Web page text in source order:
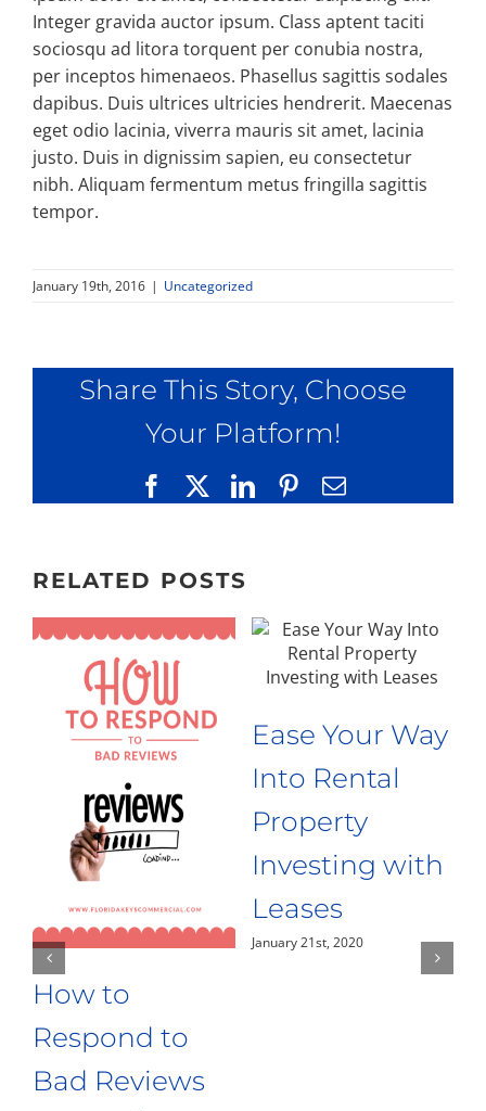
Integer gravida auctor ipsum. Class aptent taciti
sociosqu ad litora torquent per conubia nostra,
per inceptos himenaeos. Phasellus sagittis sodales
dapibus. Duis ultrices ultricies hendrerit. Maecenas
eget odio lacinia, viverra mauris sit amet, lacinia
justo. Duis in dignissim sapien, eu consectetur
nibh. Aliquam fermentum metus fringilla sagittis
tempor.
January 19th, 2016 | Uncategorized
Share This Story, Choose
Your Platform!
FacebookLinkedInPinterest
Email
RELATED POSTS
How to
Respond to
Bad Reviews
Ease Your Way
Into Rental
Property
Investing with
Leases
January 21st, 2020